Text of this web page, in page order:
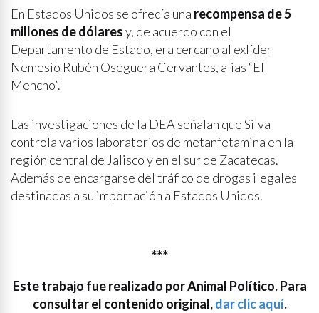
En Estados Unidos se ofrecía una recompensa de 5
millones de dólaresy, de acuerdo con el
Departamento de Estado, era cercano al exlíder
Nemesio Rubén Oseguera Cervantes, alias “El
Mencho”.
Las investigaciones de la DEA señalan que Silva
controla varios laboratorios de metanfetamina en la
región central de Jalisco y en el sur de Zacatecas.
Además de encargarse del tráfico de drogas ilegales
destinadas a su importación a Estados Unidos.
***
Este trabajo fue realizado por Animal Político. Para
consultar el contenido original,dar clic aquí.